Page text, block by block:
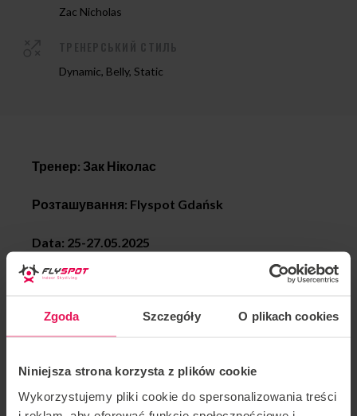
Zgoda Szczegóły O plikach cookies
Niniejsza strona korzysta z plików cookie
Wykorzystujemy pliki cookie do spersonalizowania treści
Zac Nicholas
Dynamic, Belly, Static
Тренер: Зак Ніколас
Розташування: Flyspot Gdańsk
Data: 25-27.05.2025
Nicholas z UK.
Gdańsku!
Zac specjalizuje się w dynamicznym lataniu, zarówno